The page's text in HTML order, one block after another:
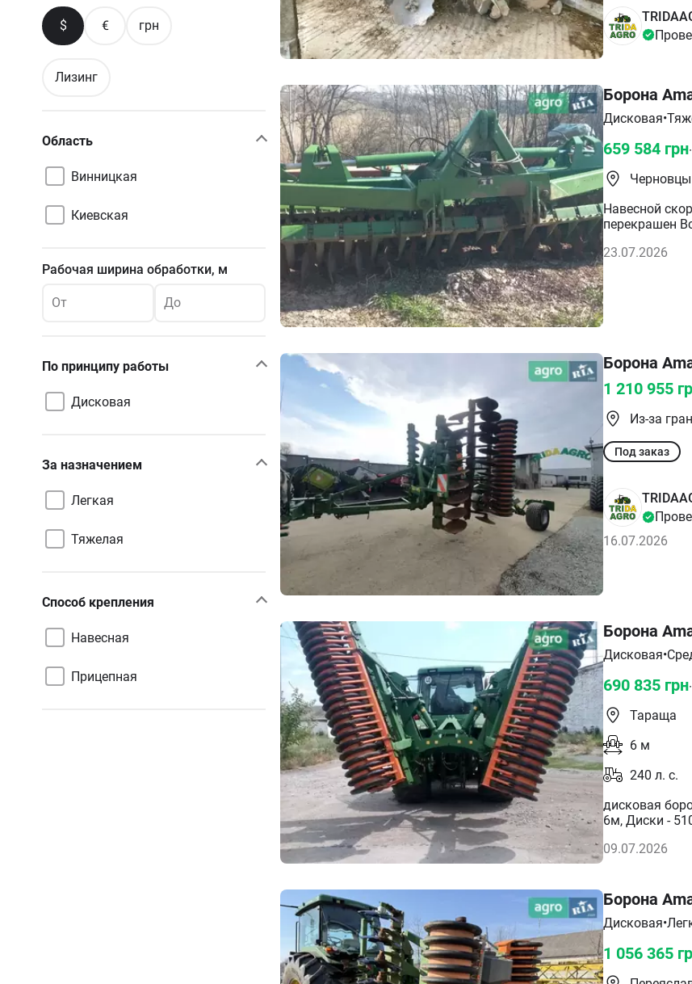
$ € грн
Лизинг
Область
Винницкая
Киевская
Рабочая ширина обработки, м
От До
По принципу работы
Дисковая
За назначением
Легкая
Тяжелая
Способ крепления
Навесная
Прицепная
Пошук,
Логістика,
Пакет Документів.
Борона
Дисковая•
659 584 грн·
Черновцы
Навесной
перекрашен
23.07.2026
Борона
1 210 955
Из-за
Под заказ
16.07.2026
Борона
Дисковая•
690 835 грн·
Тараща
6 м
240 л. с.
дисковая
6м, Диски -
09.07.2026
Борона
Дисковая•
1 056 365